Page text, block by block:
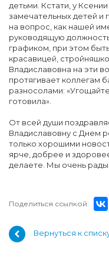
детьми. Кстати, у
замечательных детей и
на вопрос, как нашей
руководящую
графиком, при этом
красавицей,
Владиславовна на эти
протягивает коллегам
разносолами:
готовила».
От всей души
Владиславовну с Днем
только хорошими
ярче, добрее и
делаете. Мы очень
Поделиться ссылкой:
Вернуться к